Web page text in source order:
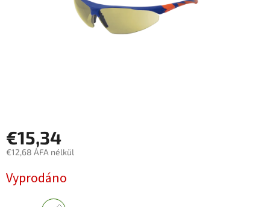
€15,34
€12,68 ÁFA nélkül
Vyprodáno